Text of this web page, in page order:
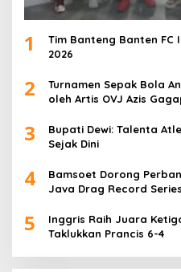
1
Tim Banteng Banten
2026
2
Turnamen Sepak Bola
oleh Artis OVJ Azis
3
Bupati Dewi: Talenta
Sejak Dini
4
Bamsoet Dorong
Java Drag Record
5
Inggris Raih Juara
Taklukkan Prancis 6-4